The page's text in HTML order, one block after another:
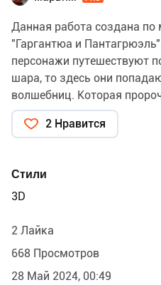
Данная работа создана
"Гаргантюа и
персонажи путешествуют
шара, то здесь они
волшебниц. Которая
будущее. Этот лист -вход в
Работа выполнена в
2 Нравится
Стили
3D
2 Лайка
668 Просмотров
28 Май 2024, 00:49